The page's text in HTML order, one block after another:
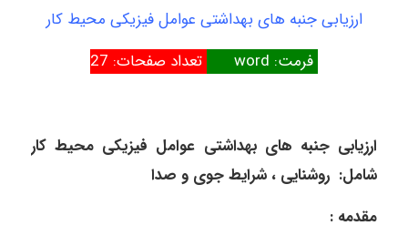
ارزیابی جنبه های بهداشتی عوامل فیزیکی محیط کار
فرمت: word
تعداد صفحات: 27
ارزیابی جنبه های بهداشتی عوامل فیزیکی محیط کار
شامل: روشنایی ، شرایط جوی و صدا
مقدمه :